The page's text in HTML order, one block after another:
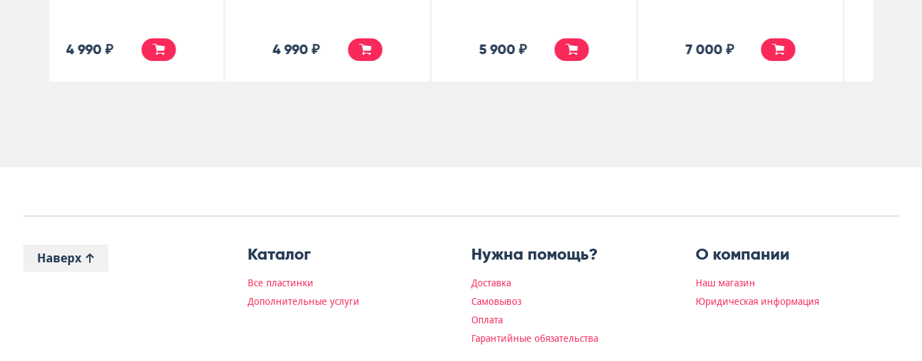
4 990 ₽ 5 900 ₽ 7 000 ₽ 25 000 ₽
Наверх Каталог
Все пластинки
Дополнительные услуги
Нужна помощь?
Доставка
Самовывоз
Оплата
Гарантийные обязательства
О компании
Наш магазин
Юридическая информация